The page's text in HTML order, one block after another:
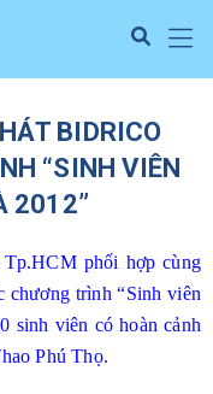
BIDRICO
“SINH VIÊN
2012”
phối hợp cùng
trình “Sinh viên
sinh viên có hoàn cảnh
Phú Thọ.